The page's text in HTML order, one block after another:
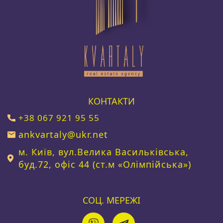
КОНТАКТИ
+38 067 921 95 55
ankvartaly@ukr.net
м. Київ, вул.Велика Васильківська,
буд.72, офіс 44 (ст.м «Олімпійська»)
СОЦ. МЕРЕЖІ